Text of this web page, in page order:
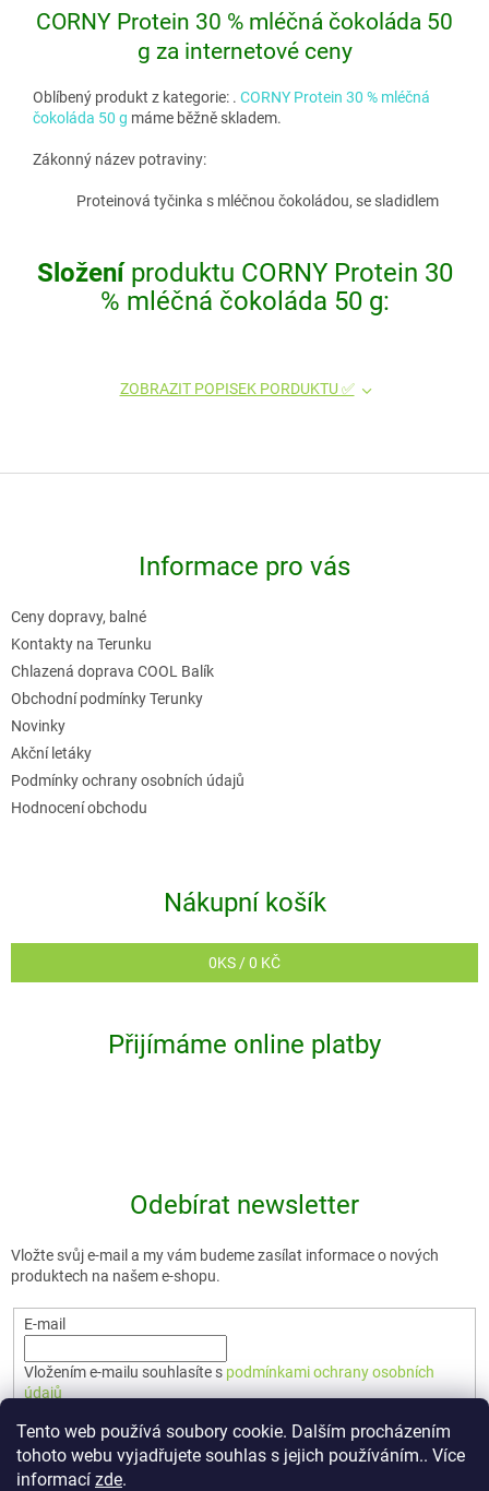
Tento web používá soubory cookie. Dalším procházením
tohoto webu vyjadřujete souhlas s jejich používáním.. Více
informací zde.
CORNY Protein 30 % mléčná čokoláda 50
g za internetové ceny
Oblíbený produkt z kategorie: . CORNY Protein 30 % mléčná
čokoláda 50 g máme běžně skladem.
Zákonný název potraviny:
Proteinová tyčinka s mléčnou čokoládou, se sladidlem
Složeníproduktu CORNY Protein 30
% mléčná čokoláda 50 g:
ZOBRAZIT POPISEK PORDUKTU ✅
Informace pro vás
Ceny dopravy, balné
Kontakty na Terunku
Chlazená doprava COOL Balík
Obchodní podmínky Terunky
Novinky
Akční letáky
Podmínky ochrany osobních údajů
Hodnocení obchodu
Nákupní košík
0KS /0 KČ
Přijímáme online platby
Odebírat newsletter
Vložte svůj e-mail a my vám budeme zasílat informace o nových
produktech na našem e-shopu.
E-mail
Vložením e-mailu souhlasíte s podmínkami ochrany osobních
údajů
PŘIHLÁSIT SE